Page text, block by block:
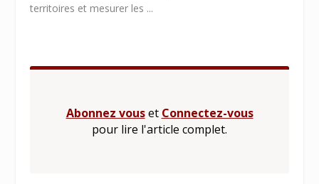
territoires et mesurer les ...
Abonnez vouset Connectez-vous
pour lire l'article complet.